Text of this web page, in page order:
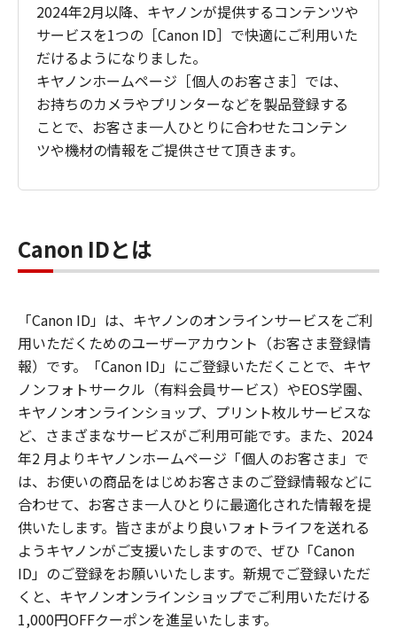
2024年2月以降、キヤノンが提供するコンテンツや
サービスを1つの［Canon ID］で快適にご利用いた
だけるようになりました。
キヤノンホームページ［個人のお客さま］では、
お持ちのカメラやプリンターなどを製品登録する
ことで、お客さま一人ひとりに合わせたコンテン
ツや機材の情報をご提供させて頂きます。
Canon IDとは
「Canon ID」は、キヤノンのオンラインサービスをご利
用いただくためのユーザーアカウント（お客さま登録情
報）です。「Canon ID」にご登録いただくことで、キヤ
ノンフォトサークル（有料会員サービス）やEOS学園、
キヤノンオンラインショップ、プリント枚ルサービスな
ど、さまざまなサービスがご利用可能です。また、2024
年2 月よりキヤノンホームページ「個人のお客さま」で
は、お使いの商品をはじめお客さまのご登録情報などに
合わせて、お客さま一人ひとりに最適化された情報を提
供いたします。皆さまがより良いフォトライフを送れる
ようキヤノンがご支援いたしますので、ぜひ「Canon
ID」のご登録をお願いいたします。新規でご登録いただ
くと、キヤノンオンラインショップでご利用いただける
1,000円OFFクーポンを進呈いたします。